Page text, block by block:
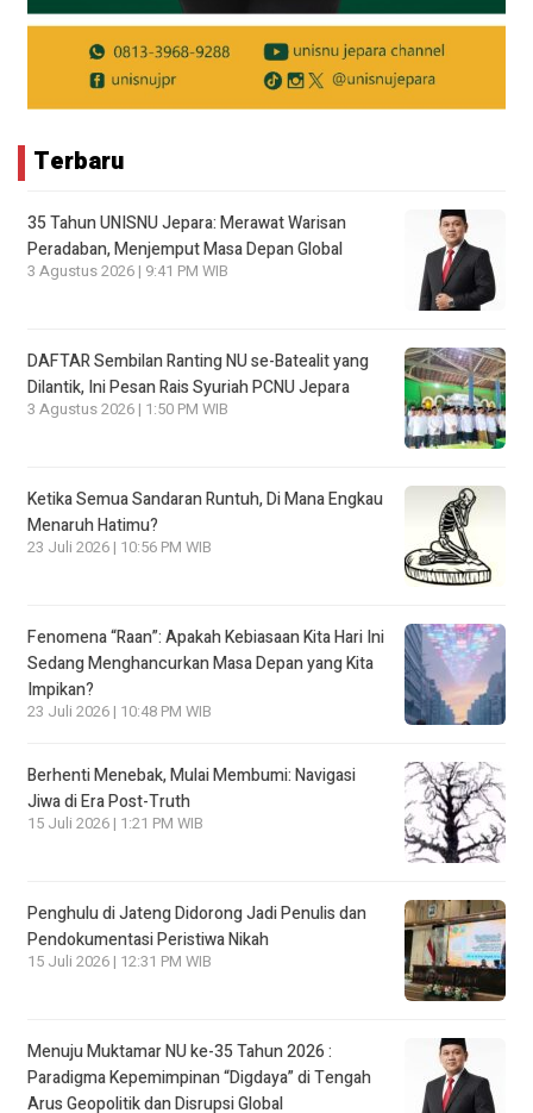
Terbaru
35 Tahun UNISNU Jepara: Merawat Warisan
Peradaban, Menjemput Masa Depan Global
3 Agustus 2026 | 9:41 PM WIB
DAFTAR Sembilan Ranting NU se-Batealit yang
Dilantik, Ini Pesan Rais Syuriah PCNU Jepara
3 Agustus 2026 | 1:50 PM WIB
Ketika Semua Sandaran Runtuh, Di Mana Engkau
Menaruh Hatimu?
23 Juli 2026 | 10:56 PM WIB
Fenomena “Raan”: Apakah Kebiasaan Kita Hari Ini
Sedang Menghancurkan Masa Depan yang Kita
Impikan?
23 Juli 2026 | 10:48 PM WIB
Berhenti Menebak, Mulai Membumi: Navigasi
Jiwa di Era Post-Truth
15 Juli 2026 | 1:21 PM WIB
Penghulu di Jateng Didorong Jadi Penulis dan
Pendokumentasi Peristiwa Nikah
15 Juli 2026 | 12:31 PM WIB
Menuju Muktamar NU ke-35 Tahun 2026 :
Paradigma Kepemimpinan “Digdaya” di Tengah
Arus Geopolitik dan Disrupsi Global